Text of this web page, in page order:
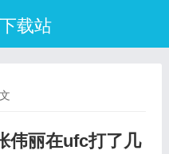
载站
伟丽在ufc打了几